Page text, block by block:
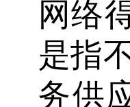
网络
是指
务供